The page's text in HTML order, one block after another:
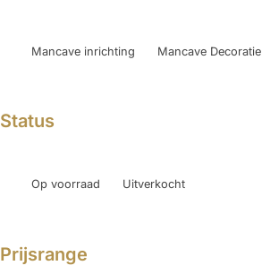
Mancave inrichting Mancave Decoratie
Status
Op voorraad Uitverkocht
Prijsrange